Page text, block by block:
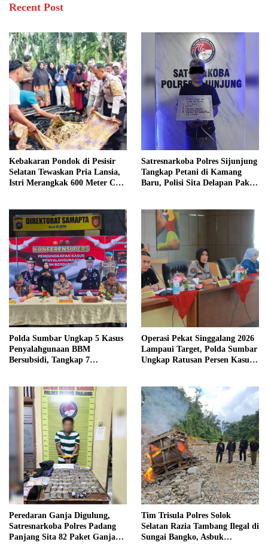
Recent Post
Kebakaran Pondok di Pesisir
Selatan Tewaskan Pria Lansia,
Istri Merangkak 600 Meter Cari
Satresnarkoba Polres Sijunjung
Tangkap Petani di Kamang
Baru, Polisi Sita Delapan Paket
Polda Sumbar Ungkap 5 Kasus
Penyalahgunaan BBM
Bersubsidi, Tangkap 7
Operasi Pekat Singgalang 2026
Lampaui Target, Polda Sumbar
Ungkap Ratusan Persen Kasus
Peredaran Ganja Digulung,
Satresnarkoba Polres Padang
Panjang Sita 82 Paket Ganja
Tim Trisula Polres Solok
Selatan Razia Tambang Ilegal di
Sungai Bangko, Asbuk